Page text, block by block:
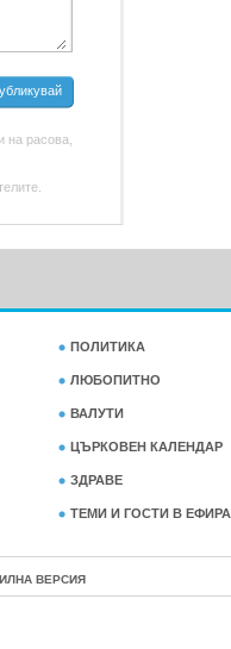
расова,
ПОЛИТИКА
ЛЮБОПИТНО
ВАЛУТИ
ЦЪРКОВЕН КАЛЕНДАР
ЗДРАВЕ
ТЕМИ И ГОСТИ В ЕФИРА
ВЕРСИЯ